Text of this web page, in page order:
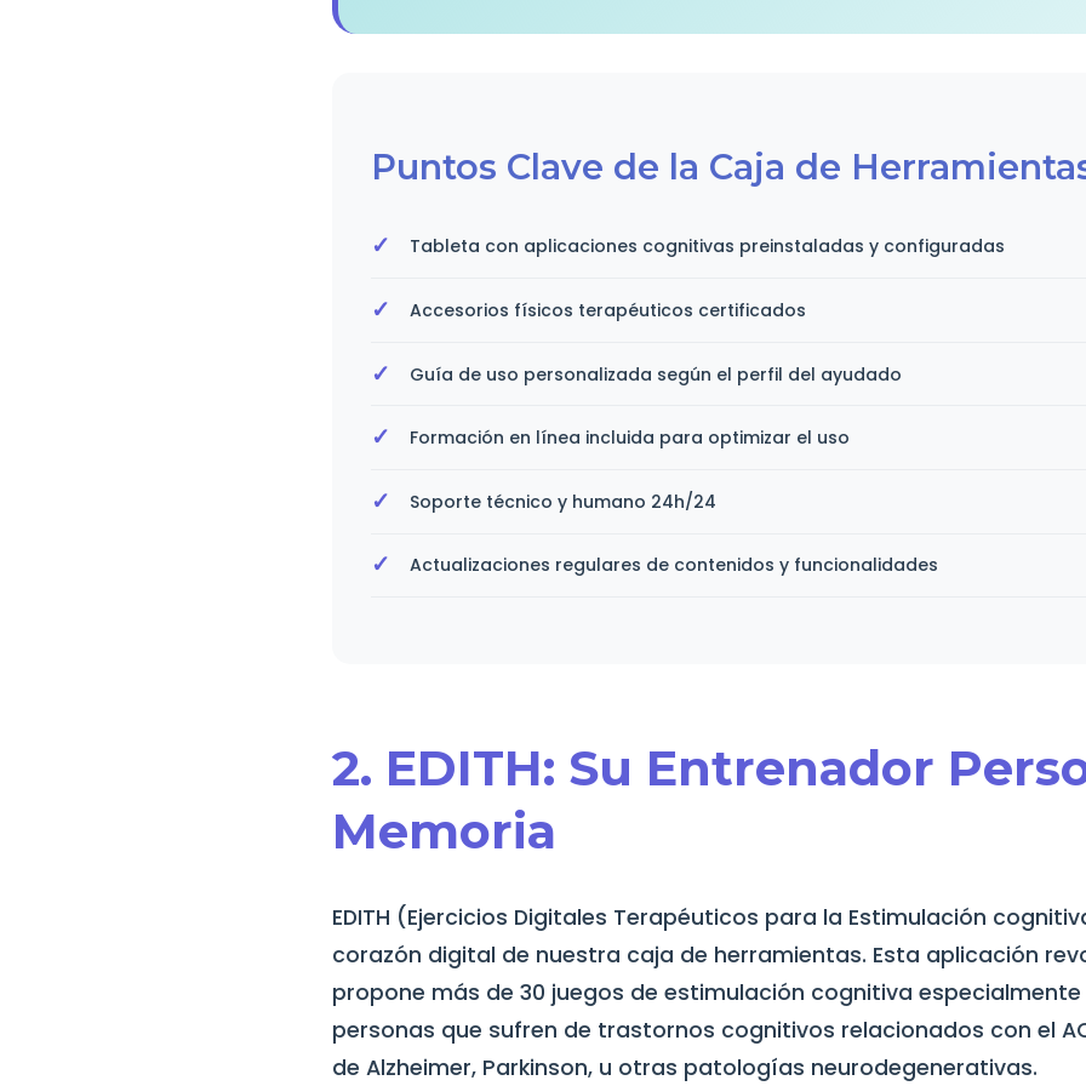
Puntos Clave de la Caja de
Tableta con aplicaciones cognitivas preinstaladas y configuradas
Accesorios físicos terapéuticos certificados
Guía de uso personalizada según el perfil del ayudado
Formación en línea incluida para optimizar el uso
Soporte técnico y humano 24h/24
Actualizaciones regulares de contenidos y funcionalidades
2. EDITH: Su Entrenador
Memoria
EDITH (Ejercicios Digitales Terapéuticos para la Estimulación
corazón digital de nuestra caja de herramientas. Esta aplicación
propone más de 30 juegos de estimulación cognitiva
personas que sufren de trastornos cognitivos relacionados con el
de Alzheimer, Parkinson, u otras patologías neurodegenerativas.